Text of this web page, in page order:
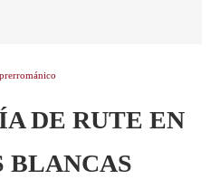
DE RUTE EN
BLANCAS